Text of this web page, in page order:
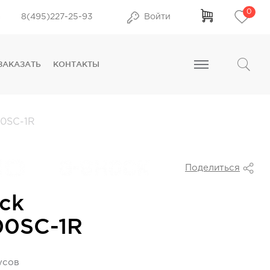
8(495)227-25-93 Войти
0
КОНТАКТЫ
1R
Поделиться
1R